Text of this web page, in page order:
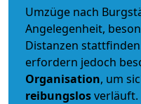
Umzüge nach
Angelegenheit,
Distanzen
erfordern jedoch
Organisation, um
reibungslosverläuft.